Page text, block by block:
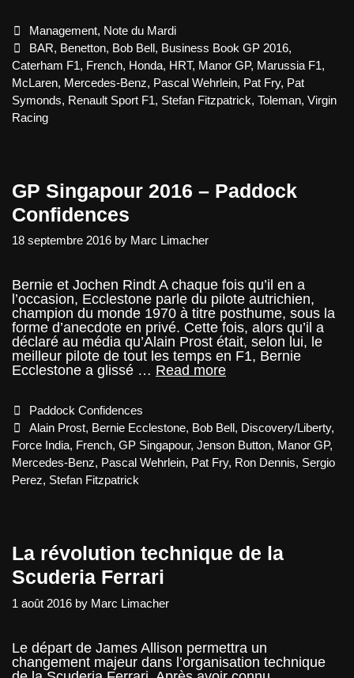
–
Le
plan
de
5
ans
Categories
Management, Note du Mardi
Tags
BAR, Benetton, Bob Bell, Business Book GP 2016,
Caterham F1, French, Honda, HRT, Manor GP, Marussia F1,
McLaren, Mercedes-Benz, Pascal Wehrlein, Pat Fry, Pat
Symonds, Renault Sport F1, Stefan Fitzpatrick, Toleman, Virgin
Racing
GP Singapour 2016 – Paddock
Confidences
18 septembre 2016 by Marc Limacher
Bernie et Jochen Rindt A chaque fois qu’il en a
l’occasion, Ecclestone parle du pilote autrichien,
champion du monde 1970 à titre posthume, sous la
forme d’anecdote en privé. Cette fois, alors qu’il a
déclaré au média qu’Alain Prost était, selon lui, le
meilleur pilote de tout les temps en F1, Bernie
Ecclestone a glissé … Read moreGP
Paddock
Confidences
Categories
Paddock Confidences
Tags
Alain Prost, Bernie Ecclestone, Bob Bell, Discovery/Liberty,
Force India, French, GP Singapour, Jenson Button, Manor GP,
Mercedes-Benz, Pascal Wehrlein, Pat Fry, Ron Dennis, Sergio
Perez, Stefan Fitzpatrick
La révolution technique de la
Scuderia Ferrari
1 août 2016 by Marc Limacher
Le départ de James Allison permettra un
changement majeur dans l’organisation technique